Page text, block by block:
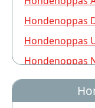
Hondenoppas
Hondenoppas
Hondenoppas
Hondenoppas
Hondenoppas